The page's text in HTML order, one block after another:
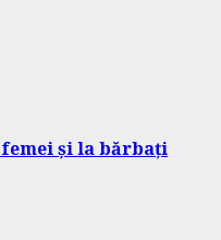
și la bărbați